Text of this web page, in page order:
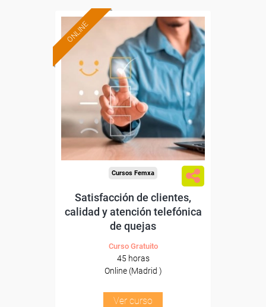
ONLINE
Formación 100%
subvencionada.
Para desempleados,
trabajadores y autónomos
de Madrid.
Para todos los sectores.
Cursos Femxa
Satisfacción de clientes,
calidad y atención telefónica
de quejas
Curso Gratuito
45 horas
Online (Madrid )
Ver curso